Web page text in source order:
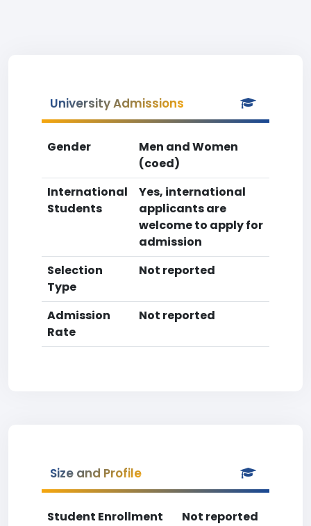
University Admissions
Gender
Men and Women
(coed)
International
Students
Yes, international
applicants are
welcome to apply for
admission
Selection
Type
Not reported
Admission
Rate
Not reported
Size and Profile
Student Enrollment
Not reported